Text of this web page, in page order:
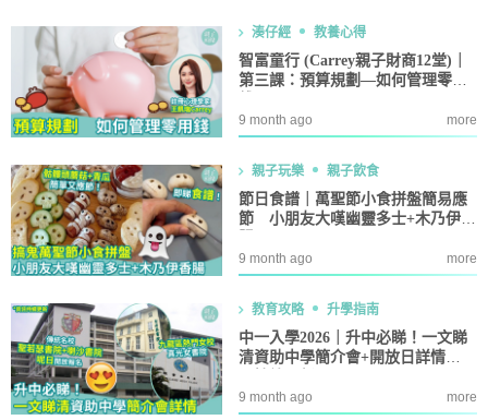
湊仔經 教養心得
智富童行 (Carrey親子財商12堂)｜
第三課：預算規劃—如何管理零用
9 month ago more
親子玩樂 親子飲食
節日食譜｜萬聖節小食拼盤簡易應
節 小朋友大嘆幽靈多士+木乃伊香
9 month ago more
教育攻略 升學指南
中一入學2026｜升中必睇！一文睇
清資助中學簡介會+開放日詳情
9 month ago more